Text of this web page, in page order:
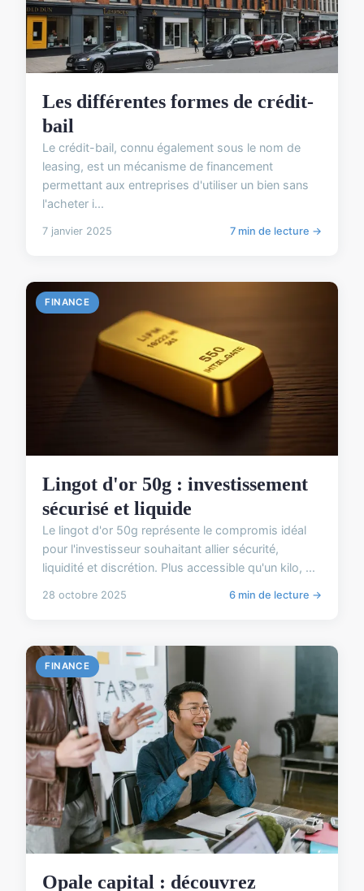
Les différentes formes de crédit-
bail
Le crédit-bail, connu également sous le nom de
leasing, est un mécanisme de financement
permettant aux entreprises d'utiliser un bien sans
l'acheter i...
7 janvier 2025 7 min de lecture →
FINANCE
Lingot d'or 50g : investissement
sécurisé et liquide
Le lingot d'or 50g représente le compromis idéal
pour l'investisseur souhaitant allier sécurité,
liquidité et discrétion. Plus accessible qu'un kilo, ...
28 octobre 2025 6 min de lecture →
FINANCE
Opale capital : découvrez